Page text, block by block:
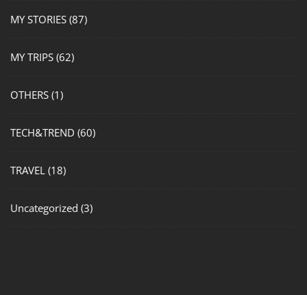
MY STORIES (87)
MY TRIPS (62)
OTHERS (1)
TECH&TREND (60)
TRAVEL (18)
Uncategorized (3)